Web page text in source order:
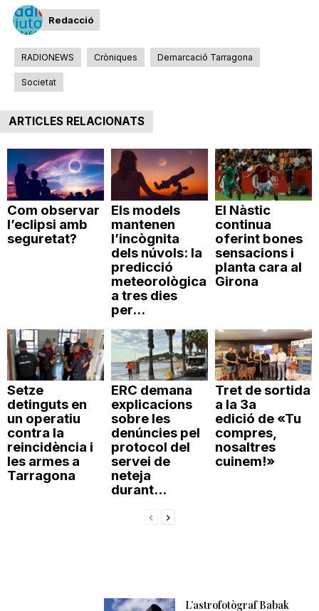
a
Redacció
RADIONEWS Cròniques Demarcació Tarragona
Societat
ARTICLES RELACIONATS
Com observar
l’eclipsi amb
seguretat?
Els models
mantenen
l’incògnita
dels núvols: la
predicció
meteorològica
a tres dies
per...
El Nàstic
continua
oferint bones
sensacions i
planta cara al
Girona
Setze
detinguts en
un operatiu
contra la
reincidència i
les armes a
Tarragona
ERC demana
explicacions
sobre les
denúncies pel
protocol del
servei de
neteja
durant...
Tret de sortida
a la 3a
edició de «Tu
compres,
nosaltres
cuinem!»